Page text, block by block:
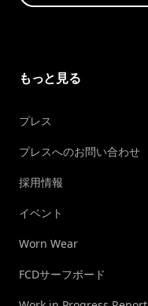
もっと見る
プレス
プレスへのお問い合わせ
採用情報
イベント
Worn Wear
FCDサーフボード